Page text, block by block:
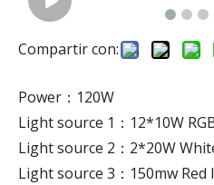
Compartir con:
Power：120W
Light source 1：12*10W
Light source 2：2*20W
Light source 3：150mw Red